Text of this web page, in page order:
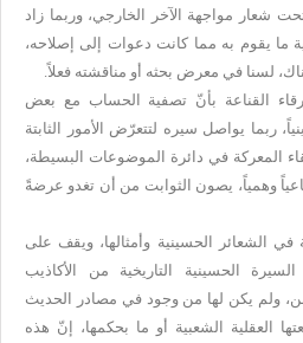
شعار مواجهة الآخر الخارجي، وربما زاد
ما يقوم به مما كانت دعوات إلى إصلاحه،
لسنا في معرض بحثه أو مناقشته فعلاً.
القناعة بأنّ تصفية الحساب مع بعض
ربما يواصل سيره لتتعرّض الأمور الثابتة
المعركة في دائرة الموضوعات البسيطة،
وهمياً، يصون الثوابت من أن تغدو عرضةً
في الشعائر الحسينية وأمثالها، ويقف على
الحسينية التاريخية من الأكاذيب
ولم يكن لها من وجود في مصادر الحديث
العقلية الشعبية أو ما بحكمها، إنّ هذه